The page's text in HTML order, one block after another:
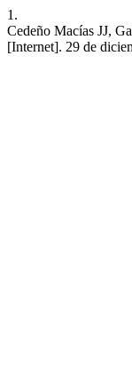
1.
Cedeño Macías JJ,
[Internet]. 29 de